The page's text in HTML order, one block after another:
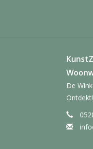
De
Ontdekt!